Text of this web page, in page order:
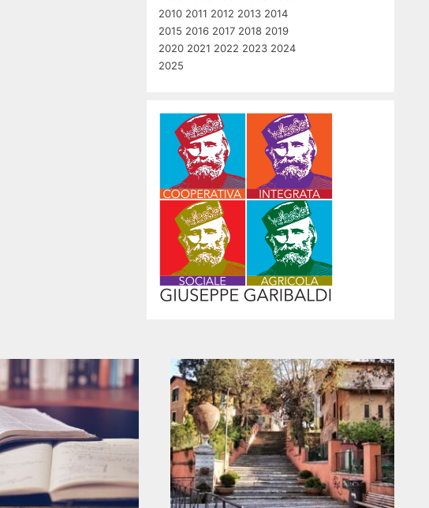
2010 2011 2012 2013 2014
2015 2016 2017 2018 2019
2020 2021 2022 2023 2024
2025